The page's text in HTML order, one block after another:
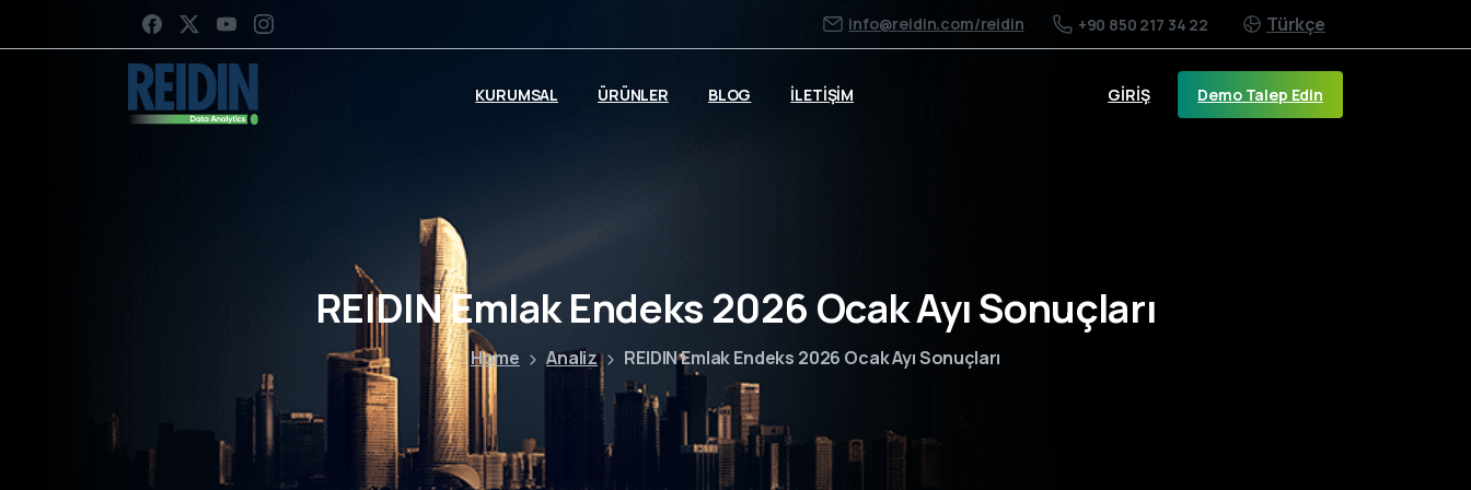
info@reidin.com/reidin +90 850 217 34 22 Türkçe
KURUMSAL ÜRÜNLER BLOG İLETİŞİM GİRİŞ Demo Talep Edin
REIDIN Emlak Endeks 2026 Ocak Ayı Sonuçları
Home Analiz REIDIN Emlak Endeks 2026 Ocak Ayı Sonuçları